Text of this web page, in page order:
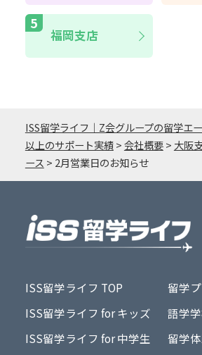
福岡支店
ISS留学ライフ｜Z会グループの留学エ
以上のサポート実績>会社概要> 大阪
ース > 2月営業日のお知らせ
ISS留学ライフ TOP
ISS留学ライフ for キッズ
ISS留学ライフ for 中学生
留学
語学
留学